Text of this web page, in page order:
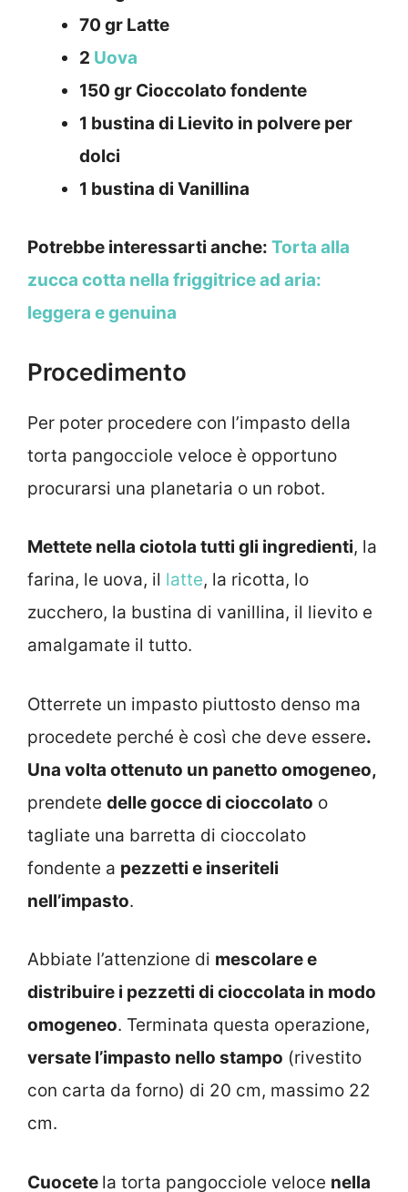
70 gr Latte
2 Uova
150 gr Cioccolato fondente
1 bustina di Lievito in polvere per
dolci
1 bustina di Vanillina
Potrebbe interessarti anche: Torta alla
zucca cotta nella friggitrice ad aria:
leggera e genuina
Procedimento
Per poter procedere con l’impasto della
torta pangocciole veloce è opportuno
procurarsi una planetaria o un robot.
Mettete nella ciotola tutti gli ingredienti, la
farina, le uova, il latte, la ricotta, lo
zucchero, la bustina di vanillina, il lievito e
amalgamate il tutto.
Otterrete un impasto piuttosto denso ma
procedete perché è così che deve essere.
Una volta ottenuto un panetto omogeneo,
prendete delle gocce di cioccolato o
tagliate una barretta di cioccolato
fondente a pezzetti e inseriteli
nell’impasto.
Abbiate l’attenzione di mescolare e
distribuire i pezzetti di cioccolata in modo
omogeneo. Terminata questa operazione,
versate l’impasto nello stampo (rivestito
con carta da forno) di 20 cm, massimo 22
cm.
Cuocete la torta pangocciole veloce nella